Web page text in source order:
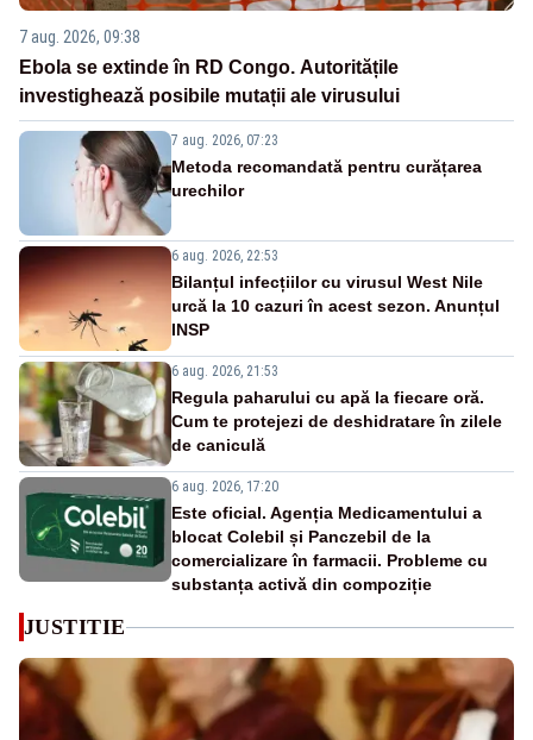
7 aug. 2026, 09:38
Ebola se extinde în RD Congo. Autoritățile
investighează posibile mutații ale virusului
7 aug. 2026, 07:23
Metoda recomandată pentru curățarea
urechilor
6 aug. 2026, 22:53
Bilanțul infecțiilor cu virusul West Nile
urcă la 10 cazuri în acest sezon. Anunțul
INSP
6 aug. 2026, 21:53
Regula paharului cu apă la fiecare oră.
Cum te protejezi de deshidratare în zilele
de caniculă
6 aug. 2026, 17:20
Este oficial. Agenția Medicamentului a
blocat Colebil și Panczebil de la
comercializare în farmacii. Probleme cu
substanța activă din compoziție
JUSTITIE